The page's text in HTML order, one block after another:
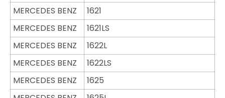
MERCEDES BENZ
1621
MERCEDES BENZ
1621LS
MERCEDES BENZ
1622L
MERCEDES BENZ
1622LS
MERCEDES BENZ
1625